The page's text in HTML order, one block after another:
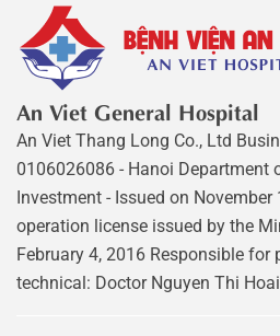
An Viet General Hospital
An Viet Thang Long Co., Ltd
0106026086 - Hanoi Department
Investment - Issued on November
operation license issued by the
February 4, 2016 Responsible for
technical: Doctor Nguyen Thi